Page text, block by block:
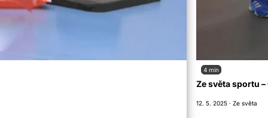
4 min
Ze světa sportu –
12. 5. 2025 · Ze světa